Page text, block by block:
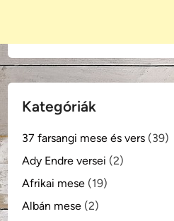
Kategóriák
37 farsangi mese és vers (39)
Ady Endre versei (2)
Afrikai mese (19)
Albán mese (2)